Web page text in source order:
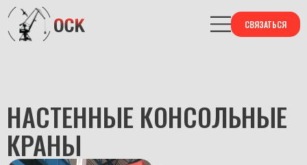
СВЯЗАТЬСЯ
НАСТЕННЫЕ КОНСОЛЬНЫЕ
КРАНЫ